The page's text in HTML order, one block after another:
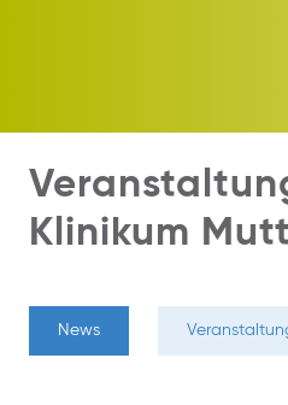
Klinikum
News